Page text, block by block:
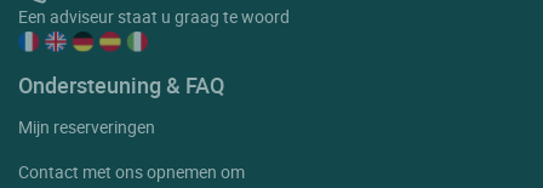
Een adviseur staat u graag te woord
Ondersteuning & FAQ
Mijn reserveringen
Contact met ons opnemen om